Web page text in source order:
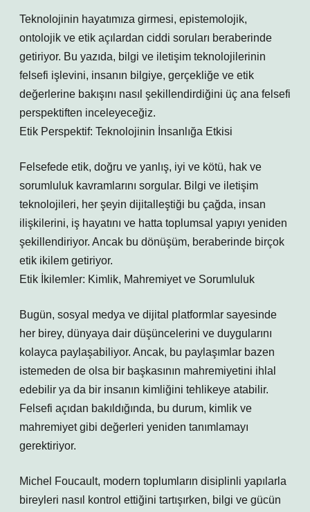
Teknolojinin hayatımıza girmesi, epistemolojik,
ontolojik ve etik açılardan ciddi soruları beraberinde
getiriyor. Bu yazıda, bilgi ve iletişim teknolojilerinin
felsefi işlevini, insanın bilgiye, gerçekliğe ve etik
değerlerine bakışını nasıl şekillendirdiğini üç ana felsefi
perspektiften inceleyeceğiz.
Etik Perspektif: Teknolojinin İnsanlığa Etkisi
Felsefede etik, doğru ve yanlış, iyi ve kötü, hak ve
sorumluluk kavramlarını sorgular. Bilgi ve iletişim
teknolojileri, her şeyin dijitalleştiği bu çağda, insan
ilişkilerini, iş hayatını ve hatta toplumsal yapıyı yeniden
şekillendiriyor. Ancak bu dönüşüm, beraberinde birçok
etik ikilem getiriyor.
Etik İkilemler: Kimlik, Mahremiyet ve Sorumluluk
Bugün, sosyal medya ve dijital platformlar sayesinde
her birey, dünyaya dair düşüncelerini ve duygularını
kolayca paylaşabiliyor. Ancak, bu paylaşımlar bazen
istemeden de olsa bir başkasının mahremiyetini ihlal
edebilir ya da bir insanın kimliğini tehlikeye atabilir.
Felsefi açıdan bakıldığında, bu durum, kimlik ve
mahremiyet gibi değerleri yeniden tanımlamayı
gerektiriyor.
Michel Foucault, modern toplumların disiplinli yapılarla
bireyleri nasıl kontrol ettiğini tartışırken, bilgi ve gücün